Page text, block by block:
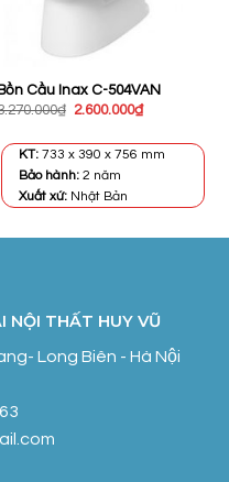
Bồn Cầu Inax C-504VAN
₫ Giá
3.270.000₫.
2.600.000₫Giá
là:
KT: 733 x 390 x 756 mm
Bảo hành:2 năm
Xuất xứ: Nhật Bản
NỘI THẤT HUY VŨ
Long Biên - Hà Nội